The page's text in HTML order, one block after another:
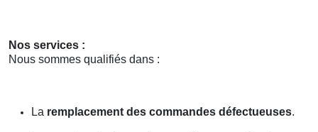
Nos services :
Nous sommes qualifiés dans :
La remplacement des commandes défectueuses.